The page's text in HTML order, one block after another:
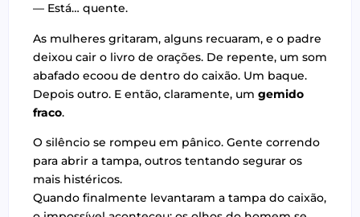
— Está… quente.
As mulheres gritaram, alguns recuaram, e o padre
deixou cair o livro de orações. De repente, um som
abafado ecoou de dentro do caixão. Um baque.
Depois outro. E então, claramente, um gemido
fraco.
O silêncio se rompeu em pânico. Gente correndo
para abrir a tampa, outros tentando segurar os
mais histéricos.
Quando finalmente levantaram a tampa do caixão,